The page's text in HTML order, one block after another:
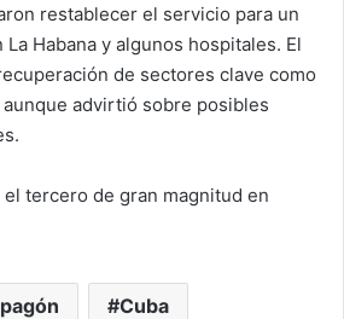
restablecer el servicio para un
Habana y algunos hospitales. El
de sectores clave como
advirtió sobre posibles
tercero de gran magnitud en
Cuba